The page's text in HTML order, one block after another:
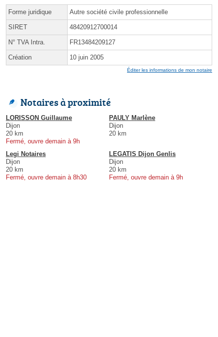
Forme juridique Autre société civile professionnelle
SIRET 48420912700014
N° TVA Intra. FR13484209127
Création 10 juin 2005
Éditer les informations de mon notaire
Notaires à proximité
LORISSON Guillaume
Dijon
20 km
Fermé, ouvre demain à 9h
PAULY Marlène
Dijon
20 km
Legi Notaires
Dijon
20 km
Fermé, ouvre demain à 8h30
LEGATIS Dijon Genlis
Dijon
20 km
Fermé, ouvre demain à 9h